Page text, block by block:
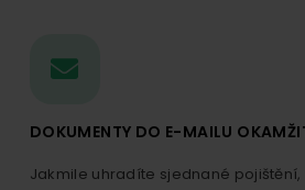
DOKUMENTY DO E-MAILU
Jakmile uhradíte sjednané pojištění,